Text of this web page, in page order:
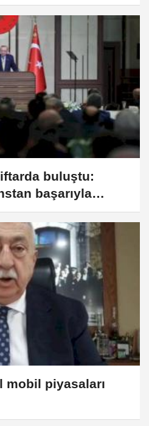
buluştu:
başarıyla
mobil piyasaları